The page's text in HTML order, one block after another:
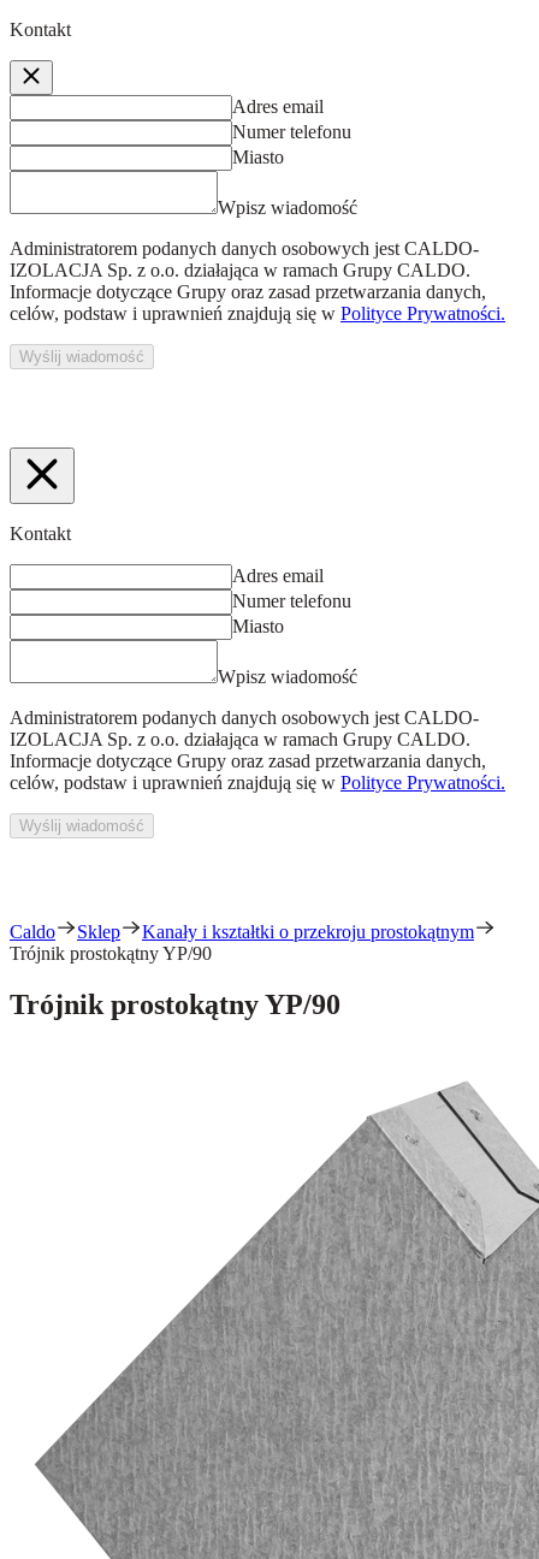
Kontakt
Adres email
Numer telefonu
Miasto
Wpisz wiadomość
Administratorem podanych danych osobowych jest CALDO-
IZOLACJA Sp. z o.o. działająca w ramach Grupy CALDO.
Informacje dotyczące Grupy oraz zasad przetwarzania danych,
celów, podstaw i uprawnień znajdują się w Polityce Prywatności.
Wyślij wiadomość
Kontakt
Adres email
Numer telefonu
Miasto
Wpisz wiadomość
Administratorem podanych danych osobowych jest CALDO-
IZOLACJA Sp. z o.o. działająca w ramach Grupy CALDO.
Informacje dotyczące Grupy oraz zasad przetwarzania danych,
celów, podstaw i uprawnień znajdują się w Polityce Prywatności.
Wyślij wiadomość
Caldo Sklep
Kanały i kształtki o przekroju prostokątnym
Trójnik prostokątny YP/90
Trójnik prostokątny YP/90